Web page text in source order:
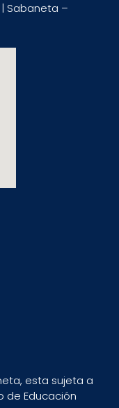
| Sabaneta –
esta sujeta a
de Educación